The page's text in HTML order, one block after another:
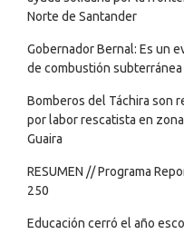
Norte de Santander
Gobernador Bernal: Es un
de combustión subterránea
Bomberos del Táchira son
por labor rescatista en
Guaira
RESUMEN // Programa
250
Educación cerró el año